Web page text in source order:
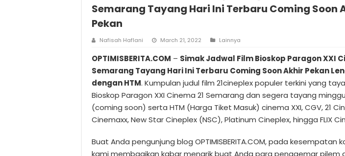
Semarang Tayang Hari Ini Terbaru Coming Soon
Pekan
Nafisah Haflani March 21, 2022 Lainnya
OPTIMISBERITA.COM – Simak Jadwal Film Bioskop Paragon XXI
Semarang Tayang Hari Ini Terbaru Coming Soon Akhir Pekan
dengan HTM. Kumpulan judul film 21cineplex populer terkini yang
Bioskop Paragon XXI Cinema 21 Semarang dan segera tayang
(coming soon) serta HTM (Harga Tiket Masuk) cinema XXI, CGV, 21
Cinemaxx, New Star Cineplex (NSC), Platinum Cineplex, hingga FLIX
Buat Anda pengunjung blog OPTIMISBERITA.COM, pada kesempatan
kami membagikan kabar menarik buat Anda para penggemar pilem